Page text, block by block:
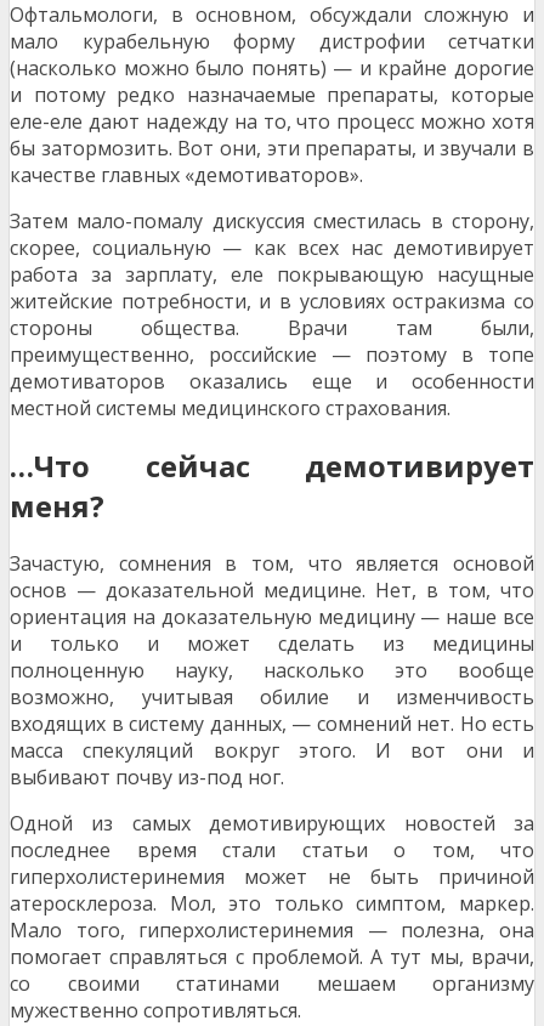
Офтальмологи, в основном, обсуждали сложную и
мало курабельную форму дистрофии сетчатки
(насколько можно было понять) — и крайне дорогие
и потому редко назначаемые препараты, которые
еле-еле дают надежду на то, что процесс можно хотя
бы затормозить. Вот они, эти препараты, и звучали в
качестве главных «демотиваторов».
Затем мало-помалу дискуссия сместилась в сторону,
скорее, социальную — как всех нас демотивирует
работа за зарплату, еле покрывающую насущные
житейские потребности, и в условиях остракизма со
стороны общества. Врачи там были,
преимущественно, российские — поэтому в топе
демотиваторов оказались еще и особенности
местной системы медицинского страхования.
…Что сейчас демотивирует
меня?
Зачастую, сомнения в том, что является основой
основ — доказательной медицине. Нет, в том, что
ориентация на доказательную медицину — наше все
и только и может сделать из медицины
полноценную науку, насколько это вообще
возможно, учитывая обилие и изменчивость
входящих в систему данных, — сомнений нет. Но есть
масса спекуляций вокруг этого. И вот они и
выбивают почву из-под ног.
Одной из самых демотивирующих новостей за
последнее время стали статьи о том, что
гиперхолистеринемия может не быть причиной
атеросклероза. Мол, это только симптом, маркер.
Мало того, гиперхолистеринемия — полезна, она
помогает справляться с проблемой. А тут мы, врачи,
со своими статинами мешаем организму
мужественно сопротивляться.